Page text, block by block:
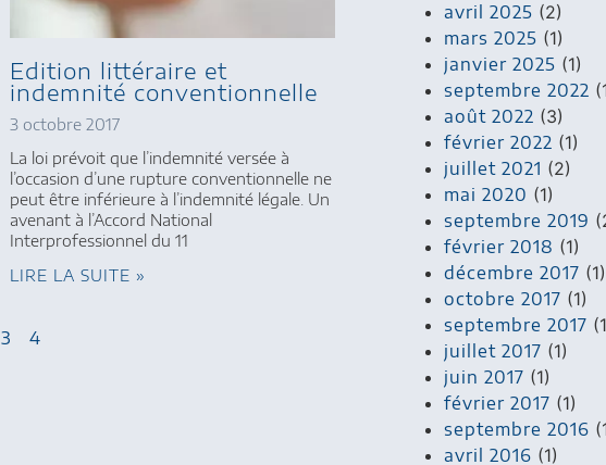
Edition littéraire et
indemnité conventionnelle
3 octobre 2017
La loi prévoit que l’indemnité versée à
l’occasion d’une rupture conventionnelle ne
peut être inférieure à l’indemnité légale. Un
avenant à l’Accord National
Interprofessionnel du 11
LIRE LA SUITE »
3 4
avril 2025 (2)
mars 2025 (1)
janvier 2025 (1)
septembre 2022
août 2022 (3)
février 2022 (1)
juillet 2021 (2)
mai 2020 (1)
septembre 2019
février 2018 (1)
décembre 2017 (1)
octobre 2017 (1)
septembre 2017
juillet 2017 (1)
juin 2017 (1)
février 2017 (1)
septembre 2016
avril 2016 (1)